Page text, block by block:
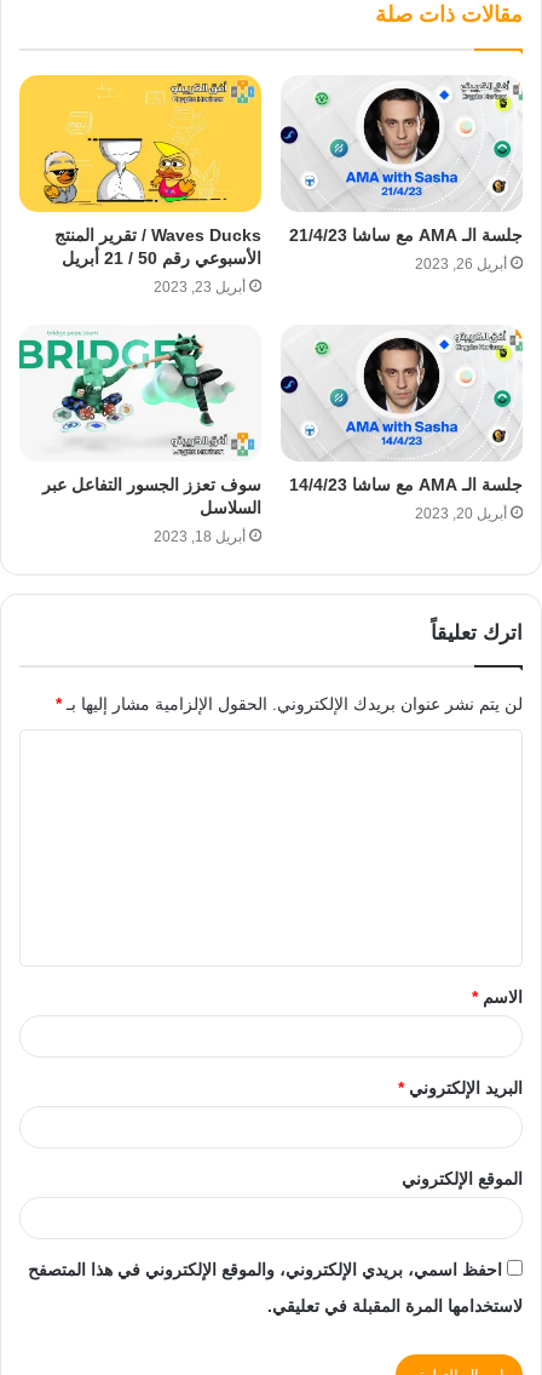
مقالات ذات صلة
جلسة الـ AMA مع ساشا 21/4/23
أبريل 26, 2023
Waves Ducks / تقرير المنتج
الأسبوعي رقم 50 / 21 أبريل
أبريل 23, 2023
جلسة الـ AMA مع ساشا 14/4/23
أبريل 20, 2023
سوف تعزز الجسور التفاعل عبر
السلاسل
أبريل 18, 2023
اترك تعليقاً
لن يتم نشر عنوان بريدك الإلكتروني. الحقول الإلزامية مشار إليها بـ*
الاسم*
البريد الإلكتروني*
الموقع الإلكتروني
احفظ اسمي، بريدي الإلكتروني، والموقع الإلكتروني في هذا المتصفح
لاستخدامها المرة المقبلة في تعليقي.